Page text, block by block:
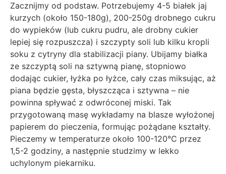
Zacznijmy od podstaw. Potrzebujemy 4-5 białek jaj
kurzych (około 150-180g), 200-250g drobnego cukru
do wypieków (lub cukru pudru, ale drobny cukier
lepiej się rozpuszcza) i szczypty soli lub kilku kropli
soku z cytryny dla stabilizacji piany. Ubijamy białka
ze szczyptą soli na sztywną pianę, stopniowo
dodając cukier, łyżka po łyżce, cały czas miksując, aż
piana będzie gęsta, błyszcząca i sztywna – nie
powinna spływać z odwróconej miski. Tak
przygotowaną masę wykładamy na blasze wyłożonej
papierem do pieczenia, formując pożądane kształty.
Pieczemy w temperaturze około 100-120°C przez
1,5-2 godziny, a następnie studzimy w lekko
uchylonym piekarniku.